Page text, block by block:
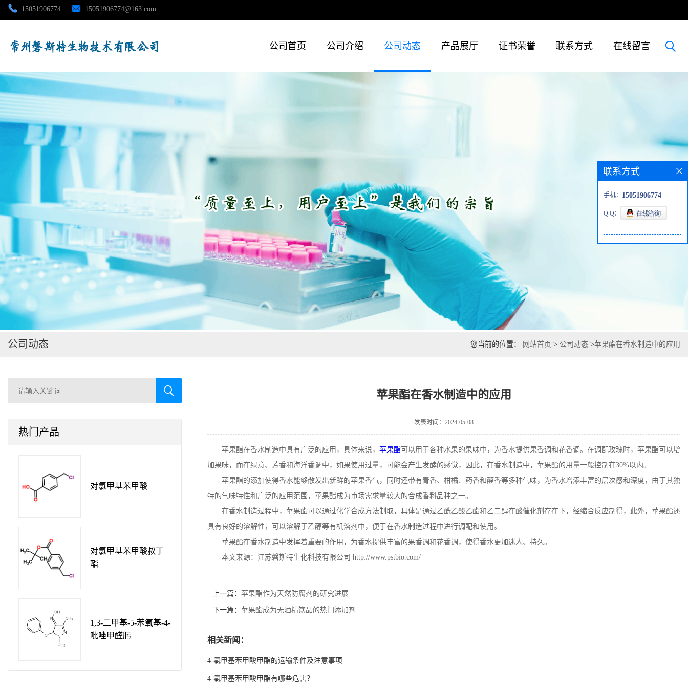
15051906774 15051906774@163.com
公司首页 公司介绍 公司动态 产品展厅 证书荣誉 联系方式 在线留言
公司首页
公司介绍
公司动态
产品展厅
联系方式
公司动态 您当前的位置： 网站首页 > 公司动态 >苹果酯在香水制造中的应用
热门产品
对氯甲基苯甲酸
对氯甲基苯甲酸叔丁
酯
1,3-二甲基-5-苯氧基-4-
吡唑甲醛肟
苹果酯在香水制造中的应用
发表时间：2024-05-08
苹果酯在香水制造中具有广泛的应用，具体来说， 苹果酯可以用于各种水果的果味中，为香水提供果香调和花香调。在调配玫瑰时，苹果酯可以增
加果味，而在绿意、芳香和海洋香调中，如果使用过量，可能会产生发酵的感觉，因此，在香水制造中，苹果酯的用量一般控制在30%以内。
苹果酯的添加使得香水能够散发出新鲜的苹果香气，同时还带有青香、柑橘、药香和醛香等多种气味，为香水增添丰富的层次感和深度，由于其独
特的气味特性和广泛的应用范围，苹果酯成为市场需求量较大的合成香料品种之一。
在香水制造过程中，苹果酯可以通过化学合成方法制取，具体是通过乙酰乙酸乙酯和乙二醇在酸催化剂存在下，经缩合反应制得，此外，苹果酯还
具有良好的溶解性，可以溶解于乙醇等有机溶剂中，便于在香水制造过程中进行调配和使用。
苹果酯在香水制造中发挥着重要的作用，为香水提供丰富的果香调和花香调，使得香水更加迷人、持久。
本文来源：江苏磐斯特生化科技有限公司 http://www.pstbio.com/
上一篇： 苹果酯作为天然防腐剂的研究进展
下一篇： 苹果酯成为无酒精饮品的热门添加剂
相关新闻：
4-氯甲基苯甲酸甲酯的运输条件及注意事项
4-氯甲基苯甲酸甲酯有哪些危害？
联系方式
手机： 15051906774
Q Q：